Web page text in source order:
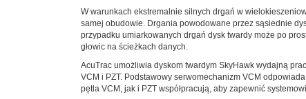
W warunkach ekstremalnie silnych drgań w
samej obudowie. Drgania powodowane przez sąsiednie
przypadku umiarkowanych drgań dysk twardy może po
głowic na ścieżkach danych.
AcuTrac umożliwia dyskom twardym SkyHawk wydajną
VCM i PZT. Podstawowy serwomechanizm VCM
pętla VCM, jak i PZT współpracują, aby zapewnić